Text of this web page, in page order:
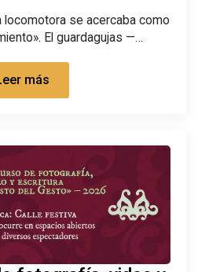
locomotora se acercaba como
El guardagujas —…
más